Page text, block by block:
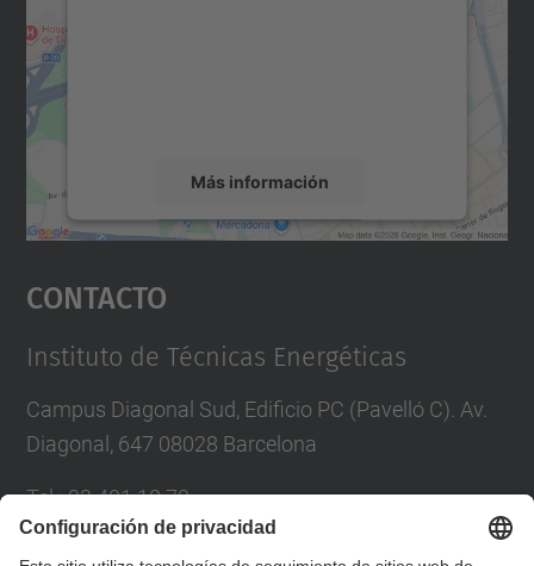
Más información
Aceptar
powered by
Contacto
Instituto de Técnicas Energéticas
Campus Diagonal Sud, Edificio PC (Pavelló C). Av.
Diagonal, 647 08028 Barcelona
Tel.:93 401 18 72